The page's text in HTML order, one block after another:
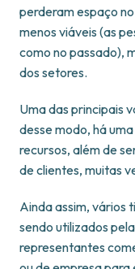
perderam espaço
menos viáveis (as
como no passado),
dos setores.
Uma das principais
desse modo, há
recursos, além de
de clientes, muitas
Ainda assim, vários
sendo utilizados
representantes